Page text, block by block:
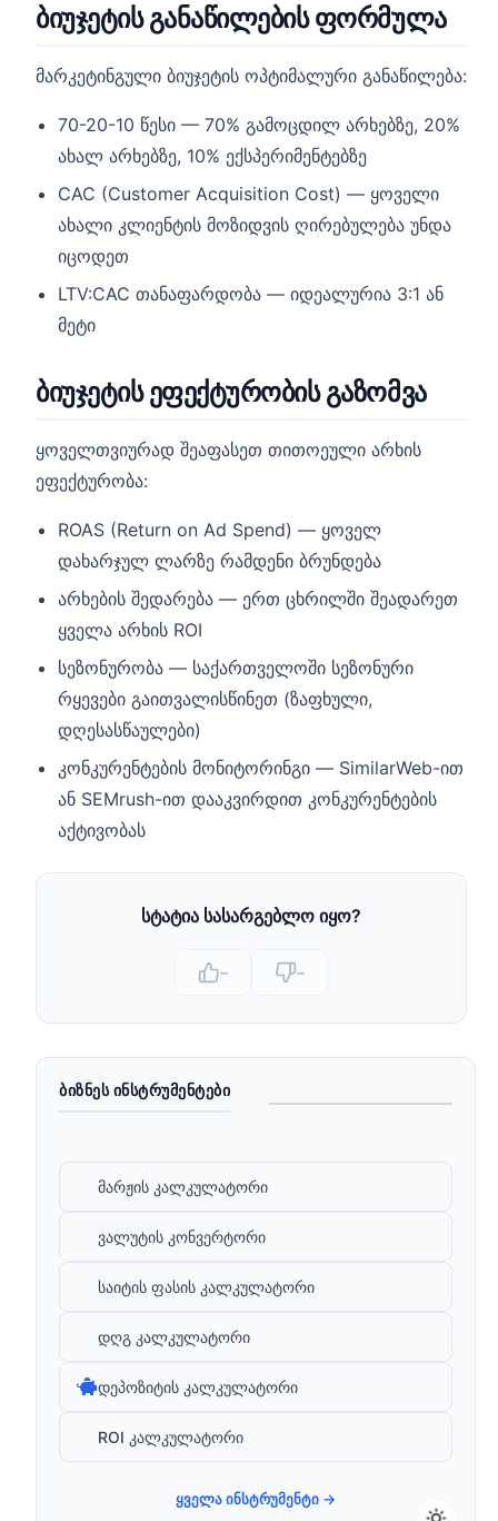
ბიუჯეტის განაწილების ფორმულა
მარკეტინგული ბიუჯეტის ოპტიმალური განაწილება:
70-20-10 წესი — 70% გამოცდილ არხებზე, 20%
ახალ არხებზე, 10% ექსპერიმენტებზე
CAC (Customer Acquisition Cost) — ყოველი
ახალი კლიენტის მოზიდვის ღირებულება უნდა
იცოდეთ
LTV:CAC თანაფარდობა — იდეალურია 3:1 ან
მეტი
ბიუჯეტის ეფექტურობის გაზომვა
ყოველთვიურად შეაფასეთ თითოეული არხის
ეფექტურობა:
ROAS (Return on Ad Spend) — ყოველ
დახარჯულ ლარზე რამდენი ბრუნდება
არხების შედარება — ერთ ცხრილში შეადარეთ
ყველა არხის ROI
სეზონურობა — საქართველოში სეზონური
რყევები გაითვალისწინეთ (ზაფხული,
დღესასწაულები)
კონკურენტების მონიტორინგი — SimilarWeb-ით
ან SEMrush-ით დააკვირდით კონკურენტების
აქტივობას
სტატია სასარგებლო იყო?
– –
ᲑᲘᲖᲜᲔᲡ ᲘᲜᲡᲢᲠᲣᲛᲔᲜᲢᲔᲑᲘ
მარჟის კალკულატორი
ვალუტის კონვერტორი
საიტის ფასის კალკულატორი
დღგ კალკულატორი
დეპოზიტის კალკულატორი
ROI კალკულატორი
ყველა ინსტრუმენტი →